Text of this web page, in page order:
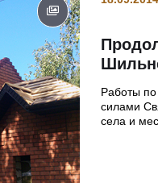
Работы по
силами
села и